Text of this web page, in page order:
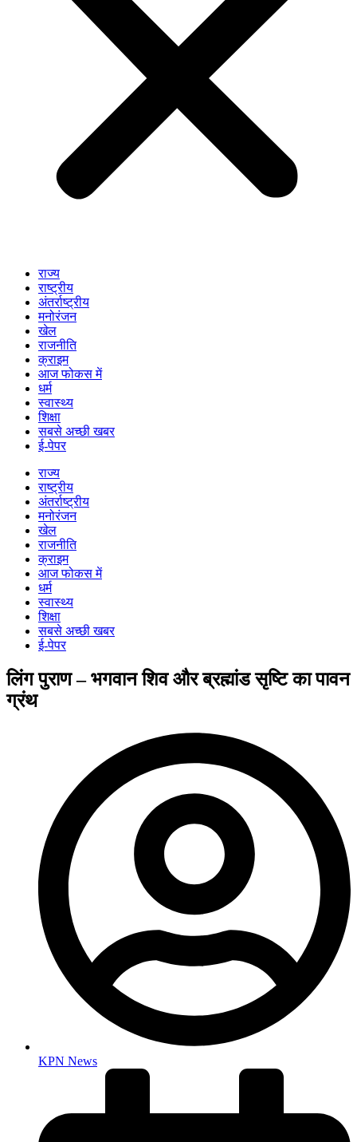
राज्य
राष्ट्रीय
अंतर्राष्ट्रीय
मनोरंजन
खेल
राजनीति
क्राइम
आज फोकस में
धर्म
स्वास्थ्य
शिक्षा
सबसे अच्छी खबर
ई-पेपर
राज्य
राष्ट्रीय
अंतर्राष्ट्रीय
मनोरंजन
खेल
राजनीति
क्राइम
आज फोकस में
धर्म
स्वास्थ्य
शिक्षा
सबसे अच्छी खबर
ई-पेपर
लिंग पुराण – भगवान शिव और ब्रह्मांड सृष्टि का पावन
ग्रंथ
KPN News